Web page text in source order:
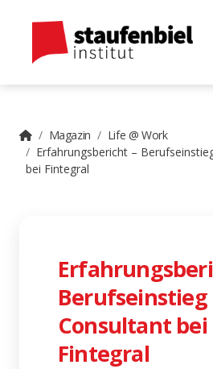
Magazin
Life @ Work
Erfahrungsbericht –
bei Fintegral
Berufseinstieg
Consultant bei
Fintegral